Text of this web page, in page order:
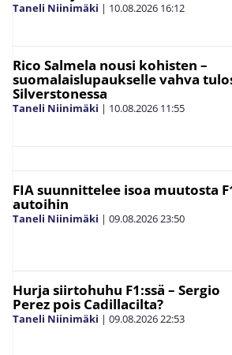
Taneli Niinimäki | 10.08.2026 16:12
Rico Salmela nousi kohisten –
suomalaislupaukselle vahva
Silverstonessa
Taneli Niinimäki | 10.08.2026 11:55
FIA suunnittelee isoa muutosta
autoihin
Taneli Niinimäki | 09.08.202623:50
Hurja siirtohuhu F1:ssä – Sergio
Perez pois Cadillacilta?
Taneli Niinimäki | 09.08.202622:53